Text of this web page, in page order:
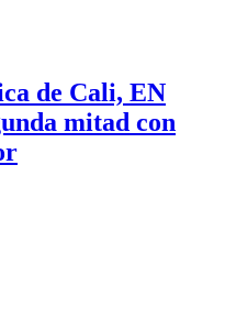
de Cali, EN
mitad con